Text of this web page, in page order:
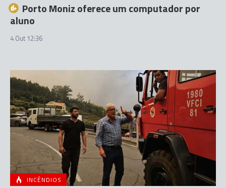
Porto Moniz oferece um computador por
aluno
4 Out 12:36
INCÊNDIOS